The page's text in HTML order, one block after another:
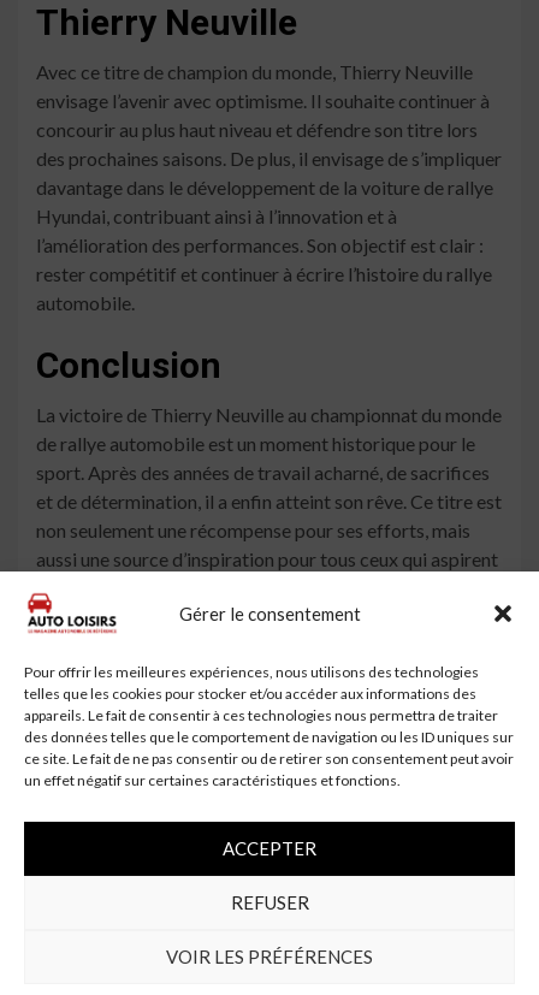
Gérer le consentement
Pour offrir les meilleures expériences, nous utilisons des technologies
telles que les cookies pour stocker et/ou accéder aux informations des
appareils. Le fait de consentir à ces technologies nous permettra de traiter
des données telles que le comportement de navigation ou les ID uniques sur
ce site. Le fait de ne pas consentir ou de retirer son consentement peut avoir
un effet négatif sur certaines caractéristiques et fonctions.
ACCEPTER
REFUSER
VOIR LES PRÉFÉRENCES
Thierry Neuville
Avec ce titre de champion du monde, Thierry Neuville
envisage l’avenir avec optimisme. Il souhaite continuer à
concourir au plus haut niveau et défendre son titre lors
des prochaines saisons. De plus, il envisage de s’impliquer
davantage dans le développement de la voiture de rallye
Hyundai, contribuant ainsi à l’innovation et à
l’amélioration des performances. Son objectif est clair :
rester compétitif et continuer à écrire l’histoire du rallye
automobile.
Conclusion
La victoire de Thierry Neuville au championnat du monde
de rallye automobile est un moment historique pour le
sport. Après des années de travail acharné, de sacrifices
et de détermination, il a enfin atteint son rêve. Ce titre est
non seulement une récompense pour ses efforts, mais
aussi une source d’inspiration pour tous ceux qui aspirent
à réaliser leurs rêves. Thierry Neuville est désormais un
champion, et son nom restera gravé dans l’histoire du
À lire aussi
Automobile Neuville en Tête du Rallye Monte Carlo
: Grégoire Munster Septième
Voiture sur la Route
Pilote VIP au Rallye de l'Anguison
au Championnat de France des Rallyes